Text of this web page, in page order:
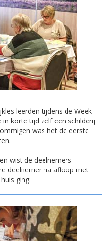
leerden tijdens de Week
korte tijd zelf een schilderij
was het de eerste
wist de deelnemers
deelnemer na afloop met
ging.